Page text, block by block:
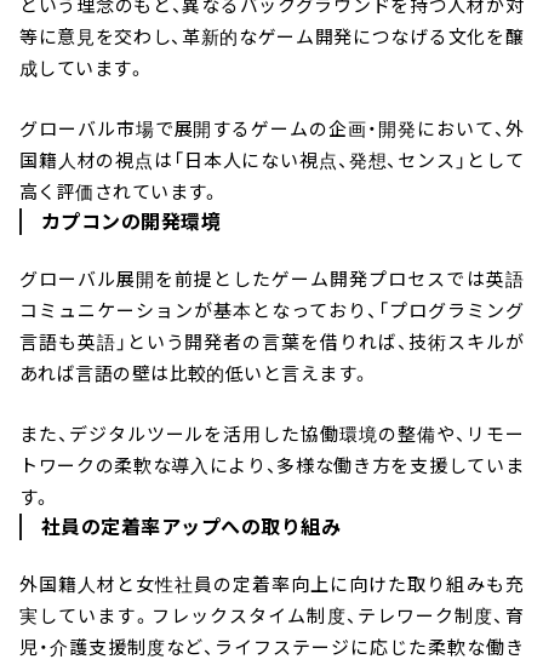
という理念のもと、異なるバックグラウンドを持つ人材が対
等に意見を交わし、革新的なゲーム開発につなげる文化を醸
成しています。
グローバル市場で展開するゲームの企画・開発において、外
国籍人材の視点は「日本人にない視点、発想、センス」として
高く評価されています。
カプコンの開発環境
グローバル展開を前提としたゲーム開発プロセスでは英語
コミュニケーションが基本となっており、「プログラミング
言語も英語」という開発者の言葉を借りれば、技術スキルが
あれば言語の壁は比較的低いと言えます。
また、デジタルツールを活用した協働環境の整備や、リモー
トワークの柔軟な導入により、多様な働き方を支援していま
す。
社員の定着率アップへの取り組み
外国籍人材と女性社員の定着率向上に向けた取り組みも充
実しています。フレックスタイム制度、テレワーク制度、育
児・介護支援制度など、ライフステージに応じた柔軟な働き